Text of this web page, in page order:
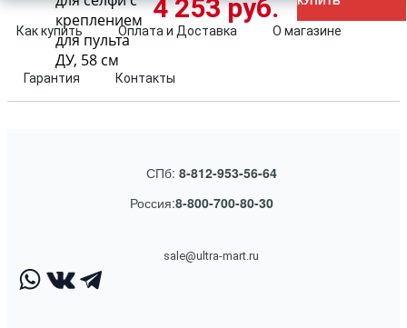
Как купить Оплата и Доставка О магазине
Гарантия Контакты
СПб: 8-812-953-56-64
Россия:8-800-700-80-30
sale@ultra-mart.ru
креплением
для пульта
ДУ, 58 см
4 253 руб.